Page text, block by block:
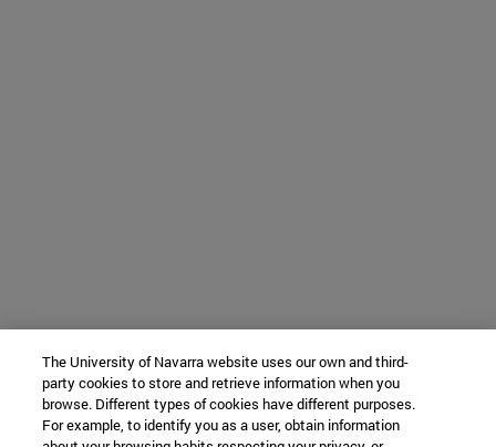
The University of Navarra website uses our own and third-
party cookies to store and retrieve information when you
browse. Different types of cookies have different purposes.
For example, to identify you as a user, obtain information